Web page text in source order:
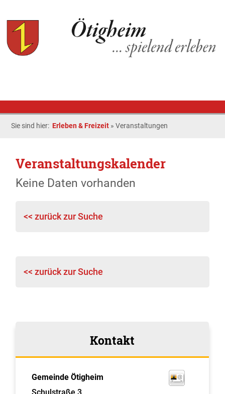
Sie sind hier: Erleben & Freizeit »Veranstaltungen
Veranstaltungskalender
Keine Daten vorhanden
<< zurück zur Suche
<< zurück zur Suche
Kontakt
Gemeinde Ötigheim